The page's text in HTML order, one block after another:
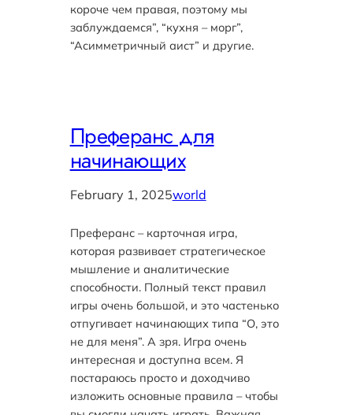
короче чем правая, поэтому мы
заблуждаемся”, “кухня – морг”,
“Асимметричный аист” и другие.
Преферанс для
начинающих
February 1, 2025world
Преферанс – карточная игра,
которая развивает стратегическое
мышление и аналитические
способности. Полный текст правил
игры очень большой, и это частенько
отпугивает начинающих типа “О, это
не для меня”. А зря. Игра очень
интересная и доступна всем. Я
постараюсь просто и доходчиво
изложить основные правила – чтобы